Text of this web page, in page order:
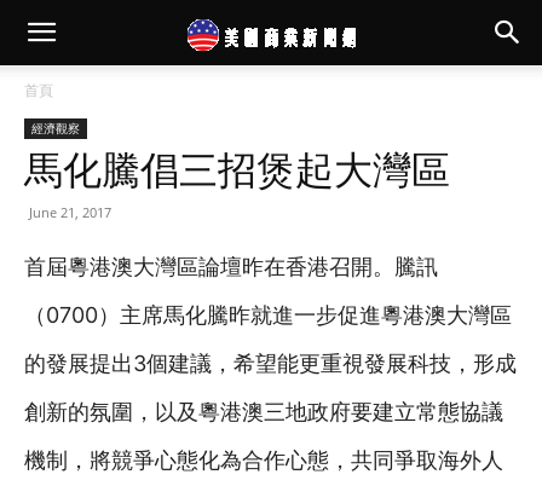
首頁
經濟觀察
馬化騰倡三招煲起大灣區
June 21, 2017
首屆粵港澳大灣區論壇昨在香港召開。騰訊
（0700）主席馬化騰昨就進一步促進粵港澳大灣區
的發展提出3個建議，希望能更重視發展科技，形成
創新的氛圍，以及粵港澳三地政府要建立常態協議
機制，將競爭心態化為合作心態，共同爭取海外人